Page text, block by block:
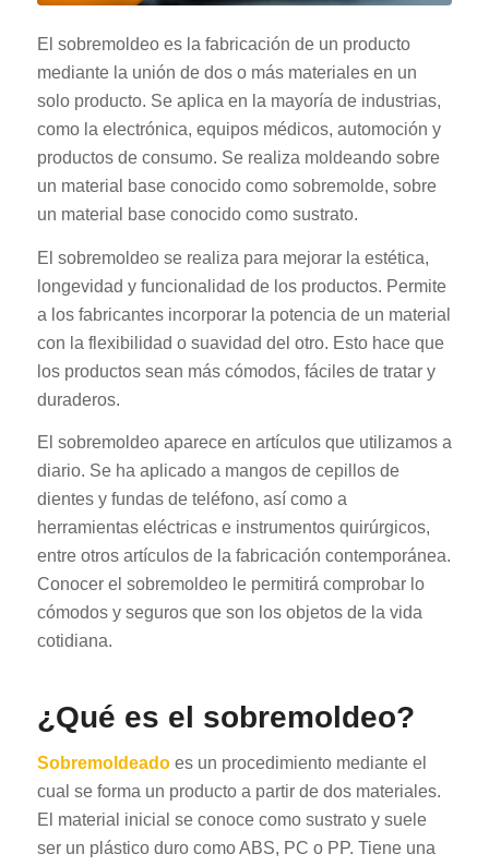
El sobremoldeo es la fabricación de un producto
mediante la unión de dos o más materiales en un
solo producto. Se aplica en la mayoría de industrias,
como la electrónica, equipos médicos, automoción y
productos de consumo. Se realiza moldeando sobre
un material base conocido como sobremolde, sobre
un material base conocido como sustrato.
El sobremoldeo se realiza para mejorar la estética,
longevidad y funcionalidad de los productos. Permite
a los fabricantes incorporar la potencia de un material
con la flexibilidad o suavidad del otro. Esto hace que
los productos sean más cómodos, fáciles de tratar y
duraderos.
El sobremoldeo aparece en artículos que utilizamos a
diario. Se ha aplicado a mangos de cepillos de
dientes y fundas de teléfono, así como a
herramientas eléctricas e instrumentos quirúrgicos,
entre otros artículos de la fabricación contemporánea.
Conocer el sobremoldeo le permitirá comprobar lo
cómodos y seguros que son los objetos de la vida
cotidiana.
¿Qué es el sobremoldeo?
Sobremoldeado es un procedimiento mediante el
cual se forma un producto a partir de dos materiales.
El material inicial se conoce como sustrato y suele
ser un plástico duro como ABS, PC o PP. Tiene una